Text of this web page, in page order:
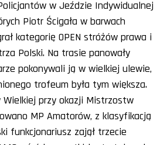
w Jeździe Indywidualnej
Piotr Ścigała w barwach
kategorię OPEN stróżów prawa i
Polski. Na trasie panowały
pokonywali ją w wielkiej ulewie,
trofeum była tym większa.
przy okazji Mistrzostw
MP Amatorów, z klasyfikacją
funkcjonariusz zajął trzecie